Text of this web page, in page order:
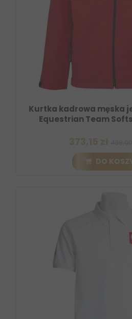
Kurtka kadrowa męska
Equestrian Team
DO